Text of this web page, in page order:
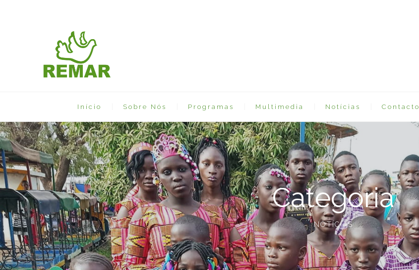
Início Sobre Nós Programas Multimedia Notícias Contacto
Categoria
NOTÍCIAS